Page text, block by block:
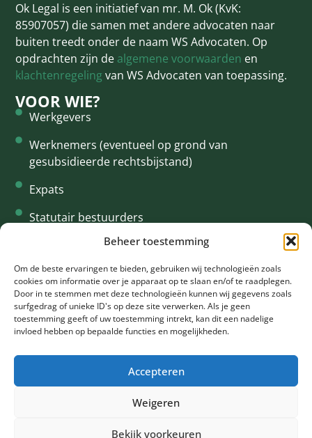
Beheer toestemming
Om de beste ervaringen te bieden, gebruiken wij technologieën zoals
cookies om informatie over je apparaat op te slaan en/of te raadplegen.
Door in te stemmen met deze technologieën kunnen wij gegevens zoals
surfgedrag of unieke ID's op deze site verwerken. Als je geen
toestemming geeft of uw toestemming intrekt, kan dit een nadelige
invloed hebben op bepaalde functies en mogelijkheden.
Accepteren
Weigeren
Bekijk voorkeuren
Ok Legal is een initiatief van mr. M. Ok (KvK:
85907057) die samen met andere advocaten naar
buiten treedt onder de naam WS Advocaten. Op
opdrachten zijn de algemene voorwaarden en
klachtenregelingvan WS Advocaten van toepassing.
VOOR WIE?
Werkgevers
Werknemers (eventueel op grond van
gesubsidieerde rechtsbijstand)
Expats
Statutair bestuurders
CONTACT
+31 61 94 34 615
info@oklegal.nl
Privacy policy
Sitemap